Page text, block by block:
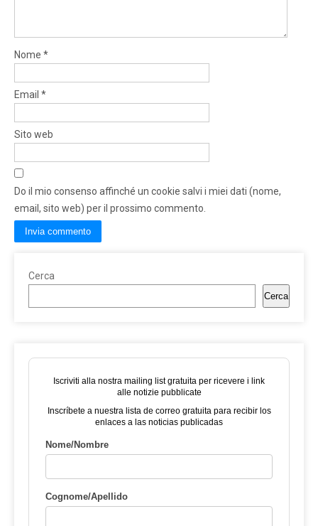
Nome *
Email *
Sito web
Do il mio consenso affinché un cookie salvi i miei dati (nome,
email, sito web) per il prossimo commento.
Cerca
Cerca
Iscriviti alla nostra mailing list gratuita per ricevere i link
alle notizie pubblicate
Inscríbete a nuestra lista de correo gratuita para recibir los
enlaces a las noticias publicadas
Nome/Nombre
Cognome/Apellido